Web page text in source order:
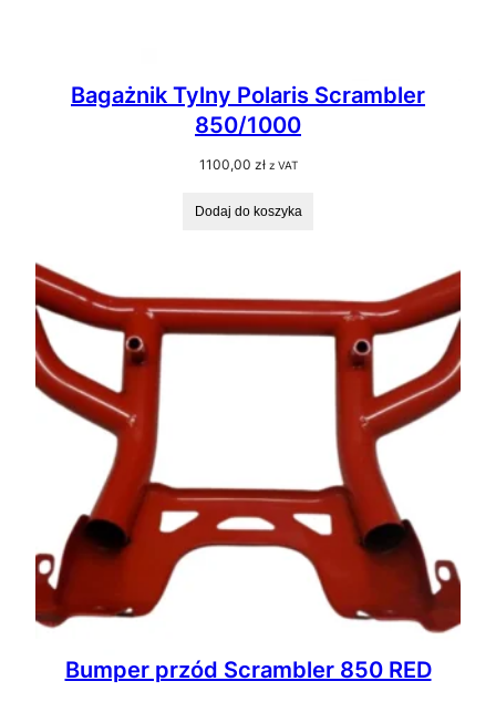
Bagażnik Tylny Polaris Scrambler
850/1000
1100,00 zł z VAT
Dodaj do koszyka
Bumper przód Scrambler 850 RED